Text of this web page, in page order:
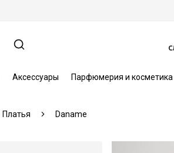
Аксессуары Парфюмерия и косметика
Платья Daname